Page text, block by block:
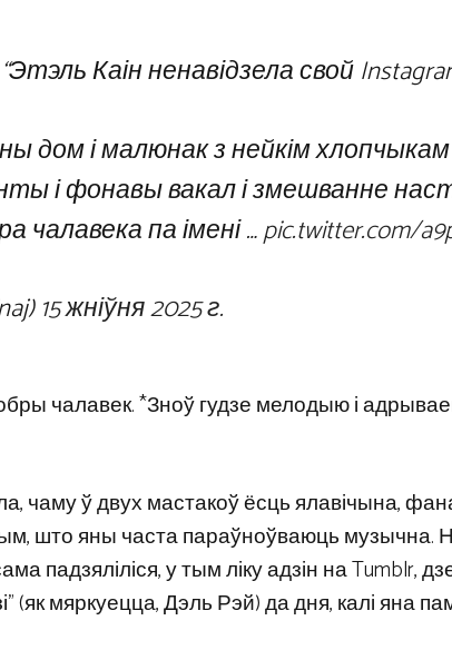
Каін ненавідзела свой
дом і малюнак з нейкім
і фонавы вакал і змешванне
чалавека па імені …pic.twitter.com/
15 жніўня 2025 г.
чалавек. *Зноў гудзе мелодыю і
чаму ў двух мастакоў ёсць ялавічына,
што яны часта параўноўваюць музычна.
падзяліліся, у тым ліку адзін на Tumblr,
(як мяркуецца, Дэль Рэй) да дня, калі яна